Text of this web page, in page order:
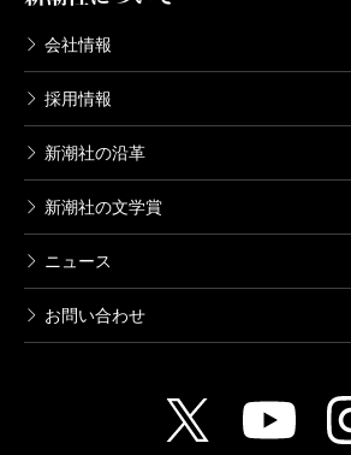
会社情報
採用情報
新潮社の沿革
新潮社の文学賞
ニュース
お問い合わせ